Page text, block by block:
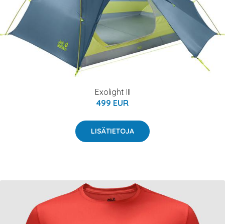
Exolight III
499 EUR
LISÄTIETOJA